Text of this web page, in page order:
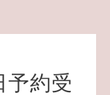
約受